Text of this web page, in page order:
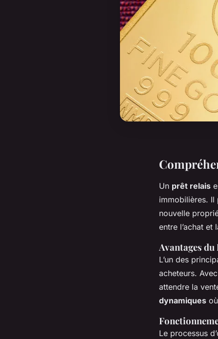
Un prêt relais
immobilières.
nouvelle
entre l’achat et
Avantages
L’un des
acheteurs.
attendre la
dynamiques
Le processus